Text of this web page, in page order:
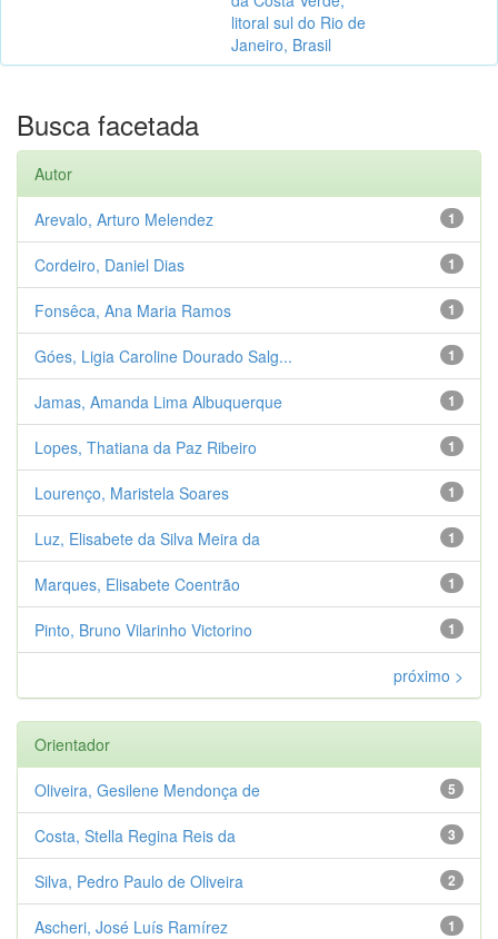
litoral sul do Rio de
Janeiro, Brasil
Busca facetada
Autor
1
Arevalo, Arturo Melendez
1
Cordeiro, Daniel Dias
1
Fonsêca, Ana Maria Ramos
1
Góes, Ligia Caroline Dourado Salg...
1
Jamas, Amanda Lima Albuquerque
1
Lopes, Thatiana da Paz Ribeiro
1
Lourenço, Maristela Soares
1
Luz, Elisabete da Silva Meira da
1
Marques, Elisabete Coentrão
1
Pinto, Bruno Vilarinho Victorino
próximo >
Orientador
5
Oliveira, Gesilene Mendonça de
3
Costa, Stella Regina Reis da
2
Silva, Pedro Paulo de Oliveira
1
Ascheri, José Luís Ramírez